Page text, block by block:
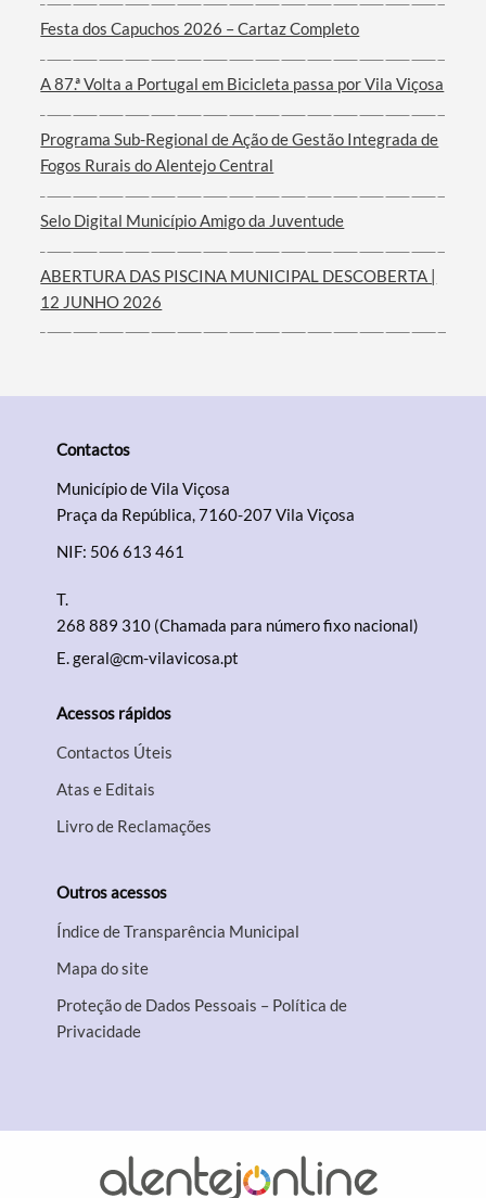
Festa dos Capuchos 2026 – Cartaz Completo
A 87.ª Volta a Portugal em Bicicleta passa por Vila Viçosa
Programa Sub-Regional de Ação de Gestão Integrada de
Fogos Rurais do Alentejo Central
Selo Digital Município Amigo da Juventude
ABERTURA DAS PISCINA MUNICIPAL DESCOBERTA |
12 JUNHO 2026
Contactos
Município de Vila Viçosa
Praça da República, 7160-207 Vila Viçosa
NIF: 506 613 461
T.
268 889 310 (Chamada para número fixo nacional)
E.geral@cm-vilavicosa.pt
Acessos rápidos
Contactos Úteis
Atas e Editais
Livro de Reclamações
Outros acessos
Índice de Transparência Municipal
Mapa do site
Proteção de Dados Pessoais – Política de
Privacidade